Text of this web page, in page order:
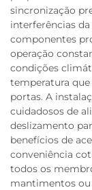
sincronização
interferências
componentes
operação
condições
temperatura
portas. A
cuidadosos de
deslizamento
benefícios de
conveniência
todos os
mantimentos ou